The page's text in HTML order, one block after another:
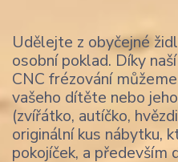
Udělejte z obyčejné
osobní poklad. Díky
CNC frézování
vašeho dítěte nebo
(zvířátko, autíčko,
originální kus nábytku,
pokojíček, a především